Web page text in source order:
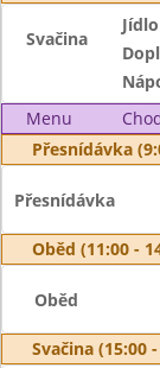
Svačina
Jídlo
Menu
Přesnídávka
Přesnídávka
Oběd (11:00 -
Oběd
Svačina (15:00